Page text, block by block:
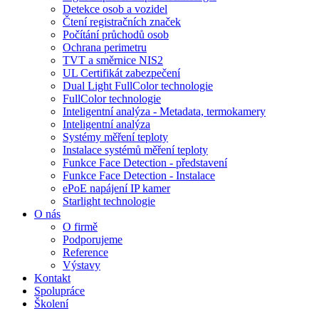
Detekce osob a vozidel
Čtení registračních značek
Počítání průchodů osob
Ochrana perimetru
TVT a směrnice NIS2
UL Certifikát zabezpečení
Dual Light FullColor technologie
FullColor technologie
Inteligentní analýza - Metadata, termokamery
Inteligentní analýza
Systémy měření teploty
Instalace systémů měření teploty
Funkce Face Detection - představení
Funkce Face Detection - Instalace
ePoE napájení IP kamer
Starlight technologie
O nás
O firmě
Podporujeme
Reference
Výstavy
Kontakt
Spolupráce
Školení